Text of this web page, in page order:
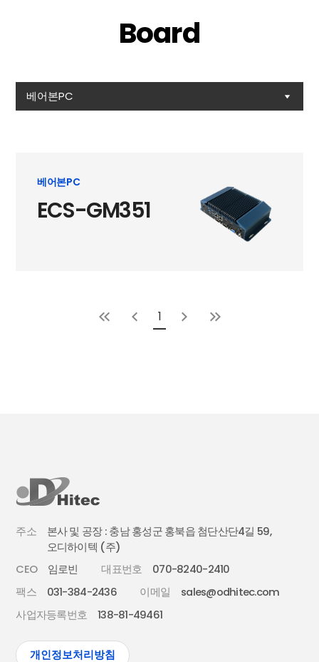
Board
베어본PC
베어본PC
ECS-GM351
1
주소
본사 및 공장 : 충남 홍성군 홍북읍 첨단산단4길 59,
오디하이텍 (주)
CEO
임로빈 대표번호
070-8240-2410
팩스
031-384-2436 이메일
sales@odhitec.com
사업자등록번호
138-81-49461
개인정보처리방침